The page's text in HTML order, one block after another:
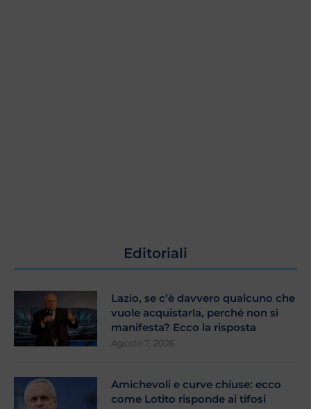
Editoriali
Lazio, se c’è davvero qualcuno che
vuole acquistarla, perché non si
manifesta? Ecco la risposta
Agosto 7, 2026
Amichevoli e curve chiuse: ecco
come Lotito risponde ai tifosi